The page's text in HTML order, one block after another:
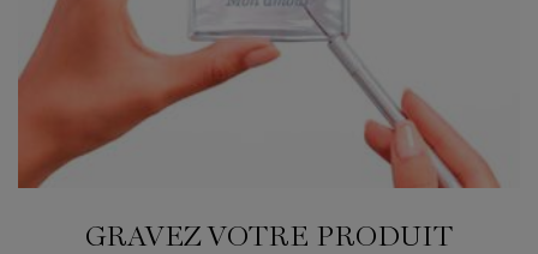
GRAVEZ VOTRE PRODUIT